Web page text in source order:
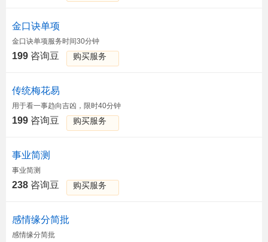
金口诀单项
金口诀单项服务时间30分钟
199 咨询豆 购买服务
传统梅花易
用于看一事趋向吉凶，限时40分钟
199 咨询豆 购买服务
事业简测
事业简测
238 咨询豆 购买服务
感情缘分简批
感情缘分简批